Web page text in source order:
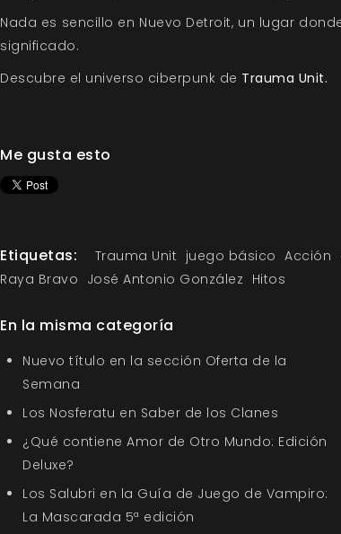
Nada es sencillo en Nuevo Detroit, un lugar
significado.
Descubre el universo ciberpunk de Trauma Unit.
Me gusta esto
Etiquetas: Trauma Unit juego básico Acción
Raya Bravo José Antonio González Hitos
En la misma categoría
Nuevo título en la sección Oferta de la
Semana
Los Nosferatu en Saber de los Clanes
¿Qué contiene Amor de Otro Mundo: Edición
Deluxe?
Los Salubri en la Guía de Juego de Vampiro:
La Mascarada 5ª edición